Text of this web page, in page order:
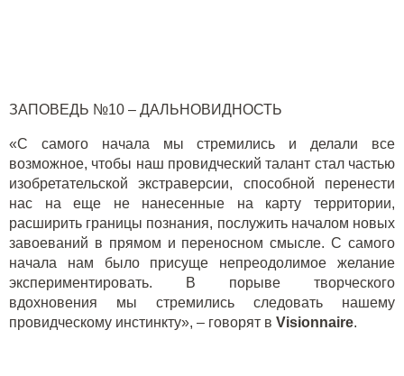
ЗАПОВЕДЬ №10 – ДАЛЬНОВИДНОСТЬ
«С самого начала мы стремились и делали все
возможное, чтобы наш провидческий талант стал частью
изобретательской экстраверсии, способной перенести
нас на еще не нанесенные на карту территории,
расширить границы познания, послужить началом новых
завоеваний в прямом и переносном смысле. С самого
начала нам было присуще непреодолимое желание
экспериментировать. В порыве творческого
вдохновения мы стремились следовать нашему
провидческому инстинкту», – говорят в Visionnaire.